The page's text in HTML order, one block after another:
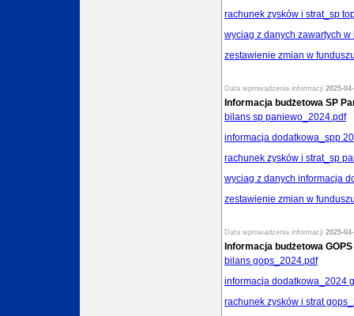
rachunek zysków i strat_sp
wyciag z danych zawartych
zestawienie zmian w
Data wprowadzenia informacji 2025-
Informacja budżetowa SP
bilans sp paniewo_2024.pdf
informacja dodatkowa_spp
rachunek zysków i strat_sp
wyciag z danych informacja
zestawienie zmian w
Data wprowadzenia informacji 2025-
Informacja budżetowa GOPS
bilans gops_2024.pdf
informacja dodatkowa_2024
rachunek zysków i strat